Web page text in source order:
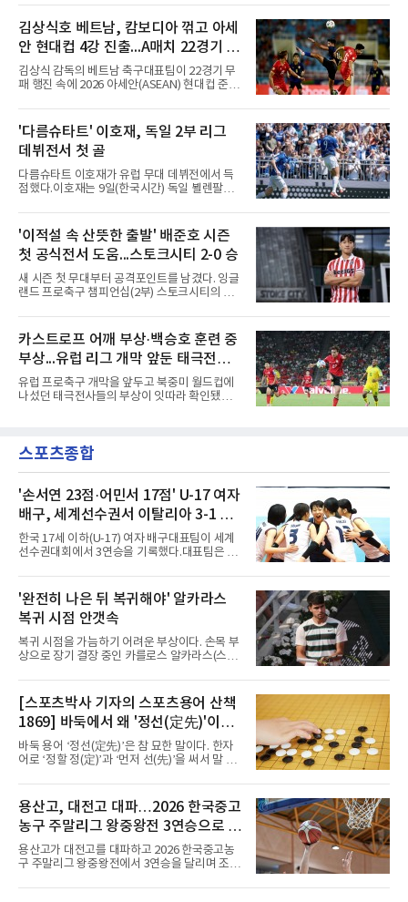
승자는 ACLE 본선에 오르고 패자는 2부 격 대회
인 AFC 챔피언스리그2(ACL2)로 향한다. 강원은
2024시즌 K리그1 준우승 자격으로 나선 지난 시
즌 ACLE에서 창단 첫 아시아 무대를 경험하며
16강에 진출했고, 2025시즌 리그 5위로 이번 출
전권을 얻었다.감바 오사카는 2025-2026시즌
ACL2 결승에서 크리스티아누 호날두의 소속팀
기세도 좋다.최근 리그 2연패로 상승세가 끊긴
강원은 이번 승리로 반등을 노린다. 김대
김상식호 베트남, 캄보디아 꺾고 아세
안 현대컵 4강 진출...A매치 22경기 무
패 질주
김상식 감독의 베트남 축구대표팀이 22경기 무
패 행진 속에 2026 아세안(ASEAN) 현대컵 준결
딘 국립경기장에서 열린 캄보디아와의 조별리그
A조 4차전에서 응우옌 딘 박의 2골과 상대 자책
골을 묶어 3-1로 이겼다. 3승 1무 승점 10으로
싱가포르(승점 8)를 제치고 조 1위를 차지했고,
A매치 연속 무패는 22경기(19승 3무)로 늘렸다.
종전 자국 기록은 18경기였다.2년마다 열리는
현대컵은 '동남아의 월드컵'으로 불리며, 스즈키
패와 통산 4번째 우승을 노린다.준결승 상대 말
레이시아는 8일 필리핀을 1-0
'다름슈타트' 이호재, 독일 2부 리그
데뷔전서 첫 골
다름슈타트 이호재가 유럽 무대 데뷔전에서 득
점했다.이호재는 9일(한국시간) 독일 뵐렌팔토
2027시즌 2.분데스리가(2부) 개막전에서 0-2로
뒤진 후반 추격골을 넣었다. 후반 15분 핀 라켄
마허와 교체 투입된 그는 후반 31분 페널티지역
오른쪽에서 카이 클레피시의 패스를 받아 오른
발 슈팅으로 마무리했다.다름슈타트는 후반 41
분 알렉산다르 부코티치의 동점골로 승점 1을
챙겼다. 홀슈타인 킬은 전반 8분 기예르모 발지,
활용한 제공권과 문전 슈팅이 강점인 정통 스트
라이커로, K리그1 포항 스틸러스에서
'이적설 속 산뜻한 출발' 배준호 시즌
첫 공식전서 도움...스토크시티 2-0 승
새 시즌 첫 무대부터 공격포인트를 남겼다. 잉글
랜드 프로축구 챔피언십(2부) 스토크시티의 배
호는 9일(한국시간) 영국 스토크온트렌트의 베
트365 스타디움에서 열린 올덤 애슬레틱(4부)과
의 2026-2027시즌 잉글랜드 풋볼리그컵(EFL
컵) 1라운드에서 팀의 2-0 승리에 쐐기를 박는
골을 도왔다.투입 직후 결정적인 장면을 만들었
다. 1-0으로 앞서던 후반 21분 그라운드를 밟은
그는 후반 37분 상대 수비 라인 사이를 찌르는
흔들었다.시점도 좋았다. 프랑스 올랭피크 리옹
이적설이 도는 배준호는 시즌 첫
카스트로프 어깨 부상·백승호 훈련 중
부상...유럽 리그 개막 앞둔 태극전사
악재
유럽 프로축구 개막을 앞두고 북중미 월드컵에
나섰던 태극전사들의 부상이 잇따라 확인됐다.
쳐 당분간 출전이 어렵다고 밝혔다. 그는 후반 교
체 투입돼 두 골을 넣었으나 후반 22분 부상으로
에서 태어난 카스트로프는 측면 미드필더와 측
면 수비가 가능한 자원으로, 월드컵 남아프리카
공화국과의 조별리그 3차전에 출전했다. 해외
출생 혼혈 선수의 한국 남자 대표팀 월드컵 출전
은 그가 처음이다. 묀헨글라트바흐는 23일 DFB
포칼 1라운드, 29일 라이프치히
스포츠종합
'손서연 23점·어민서 17점' U-17 여자
배구, 세계선수권서 이탈리아 3-1 완
파...조별리그 3연승
한국 17세 이하(U-17) 여자 배구대표팀이 세계
선수권대회에서 3연승을 기록했다.대표팀은 9
FIVB U-17 여자 세계선수권대회 조별리그 D조
3차전에서 이탈리아를 3-1(25-14 25-19 13-25
25-20)로 꺾었다. 푸에르토리코, 대만에 이은 3
연승으로 승점 9를 쌓아 조 1위에 올랐다. 24개
팀이 6개 팀씩 4개 조로 나뉘어 조별리그를 치르
며 각 조 상위 4개 팀이 16강에 진출한다.지난해
U-16 아시아선수권 우승으로 처음 이 대회에 나
종반 점수 차를 벌려 승점 3을 챙겼다.블로킹은
7-16으로 밀렸지만 한국보다
'완전히 나은 뒤 복귀해야' 알카라스
복귀 시점 안갯속
복귀 시점을 가늠하기 어려운 부상이다. 손목 부
상으로 장기 결장 중인 카를로스 알카라스(스페
을지 관심이 쏠린다.얀니크 신네르(이탈리아)와
정상을 다투던 알카라스는 지난 4월 바르셀로나
오픈 이후 넉 달째 남자프로테니스(ATP) 투어 경
기에 나서지 못하고 있다. 9일 영국 BBC 등에 따
르면 그는 손목 힘줄을 감싸는 활막에 염증이 생
기는 건초염을 앓고 있다.이 부상이 까다로운 이
유가 있다. 반복적으로 라켓을 쥐고 휘두르는 동
최장 1년의 회복이 필요하다. 알카라스는 수술
은 받지 않았다. 라켓
[스포츠박사 기자의 스포츠용어 산책
1869] 바둑에서 왜 '정선(定先)'이라
말할까
바둑 용어 ‘정선(定先)’은 참 묘한 말이다. 한자
어로 ‘정할 정(定)’과 ‘먼저 선(先)’을 써서 말 그
이 먼저 두되 백에게 덤을 주지 않는 방식이다.
요즘 프로기사들의 대국은 대부분 ‘호선(互
先)’으로 치러지고, 백에게 6집 반 또는 7집 반의
덤을 주는 것이 일반적이다. (본 코너 1868회 ‘바
둑에서 왜 ‘호선(互先)’이라 말할까‘ 참조) 반면
정선에서는 흑이 먼저 두는 대신 덤이 없다. 한국
기원 역시 기력 차이를 표시하는 기준에서 정선
용산고, 대전고 대파…2026 한국중고
농구 주말리그 왕중왕전 3연승으로 조
1위 16강 진출
용산고가 대전고를 대파하고 2026 한국중고농
구 주말리그 왕중왕전에서 3연승을 달리며 조 1
우슬체육관에서 열린 대회 남고부 B조 예선 3차